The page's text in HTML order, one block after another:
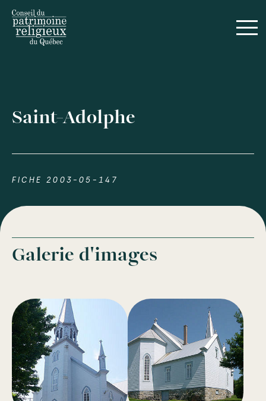
Saint-Adolphe
FICHE 2003-05-147
Galerie d'images